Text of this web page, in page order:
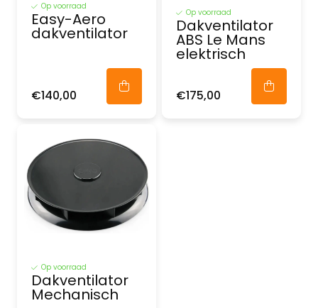
Op voorraad
Easy-Aero
dakventilator
€140,00
Op voorraad
Dakventilator
ABS Le Mans
elektrisch
€175,00
Op voorraad
Dakventilator
Mechanisch